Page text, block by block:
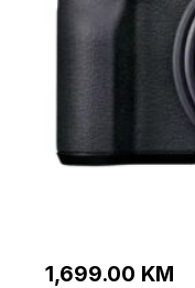
1,699.00 KM